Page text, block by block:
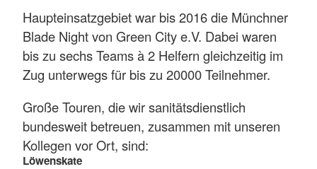
Haupteinsatzgebiet war bis 2016 die Münchner
Blade Night von Green City e.V. Dabei waren
bis zu sechs Teams à 2 Helfern gleichzeitig im
Zug unterwegs für bis zu 20000 Teilnehmer.
Große Touren, die wir sanitätsdienstlich
bundesweit betreuen, zusammen mit unseren
Kollegen vor Ort, sind:
Löwenskate